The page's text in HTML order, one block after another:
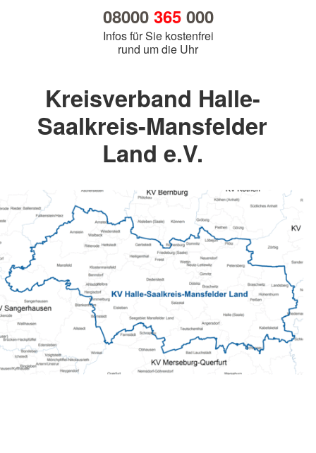
08000 365000
Infos für Sie kostenfrei
rund um die Uhr
Kreisverband Halle-
Saalkreis-Mansfelder
Land e.V.